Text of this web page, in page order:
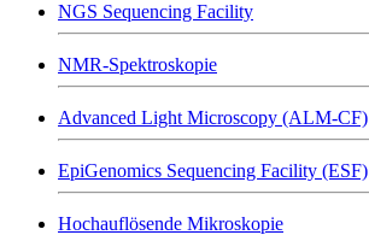
NGS Sequencing Facility
NMR-Spektroskopie
Advanced Light Microscopy (ALM-CF)
EpiGenomics Sequencing Facility (ESF)
Hochauflösende Mikroskopie